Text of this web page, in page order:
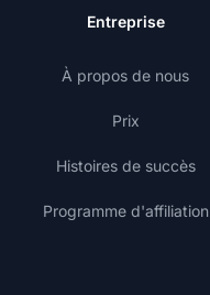
Entreprise
À propos de nous
Prix
Histoires de succès
Programme d'affiliation